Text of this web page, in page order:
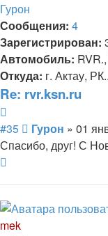
Гурон
Сообщения: 4
Зарегистрирован:
Автомобиль:
Откуда: г. Актау, РК..
Re: rvr.ksn.ru
#35
Сообщение
Гурон » 01
Спасибо, друг! С
mek